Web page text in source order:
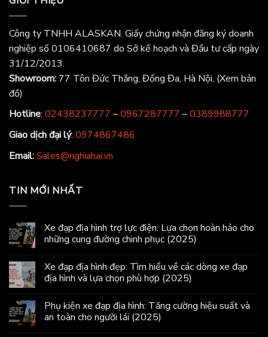
Công ty TNHH ALASKAN. Giấy chứng nhận đăng ký doanh
nghiệp số 0106410687 do Sở kế hoạch và Đầu tư cấp ngày
31/12/2013.
Showroom: 77 Tôn Đức Thắng, Đống Đa, Hà Nội. (Xem bản
đồ)
Hotline: 02438237777 –0967287777 –0389988777
Giao dịch đại lý: 0974867486
Email:Sales@nghiahai.vn
TIN MỚI NHẤT
Xe đạp địa hình trợ lực điện: Lựa chọn hoàn hảo cho
những cung đường chinh phục (2025)
Xe đạp địa hình đẹp: Tìm hiểu về các dòng xe đạp
địa hình và lựa chọn phù hợp (2025)
Phụ kiện xe đạp địa hình: Tăng cường hiệu suất và
an toàn cho người lái (2025)